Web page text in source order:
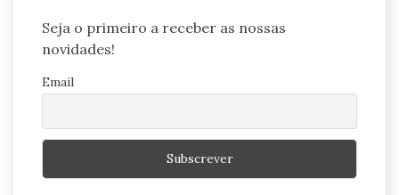
Seja o primeiro a receber as nossas
novidades!
Email